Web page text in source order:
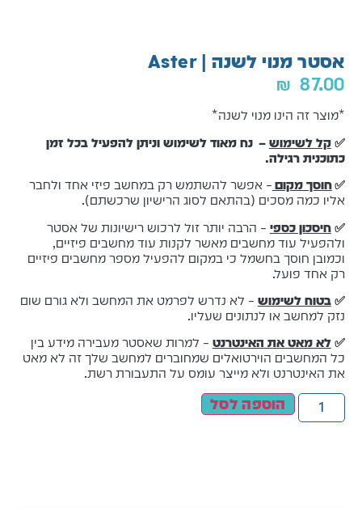
אסטר מנוי לשנה | Aster
₪ 87.00
*מוצר זה הינו מנוי לשנה*
✅קל לשימוש – נח מאוד לשימוש וניתן להפעיל בכל זמן
כתוכנית רגילה.
✅חוסך מקום – אפשר להשתמש רק במחשב פיזי אחד ולחבר
אליו כמה מסכים (בהתאם לסוג הרישיון שרכשתם).
✅חיסכון כספי – הרבה יותר זול לרכוש רישיונות של אסטר
ולהפעיל עוד מחשבים מאשר לקנות עוד מחשבים פיזיים,
וכמובן חוסך בחשמל כי במקום להפעיל מספר מחשבים פיזיים
רק אחד פועל.
✅בטוח לשימוש – לא נדרש לפרמט את המחשב ולא גורם שום
נזק למחשב או לנתונים שעליו.
✅לא מאט את האינטרנט – למרות שאסטר מעבירה מידע בין
כל המחשבים הוירטואלים שמחוברים למחשב שלך זה לא מאט
את האינטרנט ולא מייצר עומס על התעבורת רשת.
הוספה לסל